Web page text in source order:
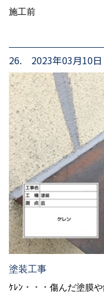
施工前
26. 2023年03月10日
塗装工事
ｹﾚﾝ・・・傷んだ塗膜